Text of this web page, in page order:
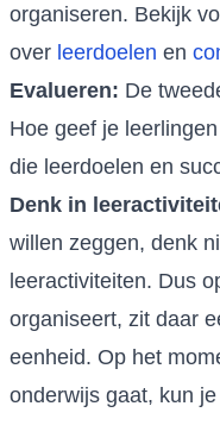
organiseren. Bekijk
over leerdoelen en
Evalueren: De
Hoe geef je
die leerdoelen en
Denk in
willen zeggen, denk
leeractiviteiten. Dus
organiseert, zit daar
eenheid. Op het
onderwijs gaat, kun